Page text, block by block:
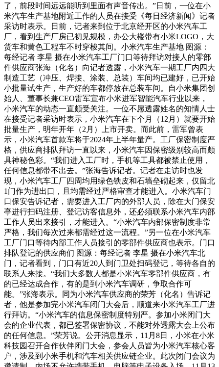
了，前段时间远远能听到里面有声音传出。”日前，一位在小
米汽车生产基地附近工作的人员在接受《每日经济新闻》记者
采访时表示。日前，记者来到位于北京经开区的小米汽车工
厂，看到生产厂房已初见规模，办公大楼带有小米LOGO，大
货车和黄色工程车不时穿梭其间。小米汽车生产基地 图源：
每经记者 李星 摄在小米汽车工厂门口等待拜访对接人的零部
件供应商张海（化名）向记者透露，小米汽车一期工厂内四大
制造工艺（冲压、焊接、涂装、总装）车间均已建好，已开始
小批量试生产，生产好的车都停放在总装车间。自小米集团创
始人、董事长兼CEO雷军宣布小米进军智能汽车行业以来，
小米汽车的动态一直颇受关注。一位不愿透露姓名的知情人士
在接受记者采访时表示，小米汽车在下个月（12月）就要开始
批量生产，明年开年（2月）上市开卖。而此前，雷军曾表
示，小米汽车首款车将于2024年上半年量产。工厂保密制度严
格，供应商排队拜访一直以来，小米汽车因保密级别较高而颇
具神秘色彩。“我们进入工厂时，手机等工具都被禁止使用，
任何信息都带不出去。”张海告诉记者。记者在走访时也发
现，小米汽车工厂四周均用绿色铁皮和石墙垒砌起来，仅留北
1门作为进出口，且均需经过严格审查才能进入。小米汽车门
口保安告诉记者，需要进入工厂内的外部人员，除在大门保安
亭进行扫码注册、登记访客信息外，还必须联系小米汽车内部
工作人员出来接引，才能进入。“小米汽车内部保密制度非常
严格，我们每次过来都需经过这一流程。”另一位在小米汽车
工厂门口等待内部工作人员接引的零部件供应商也表示。门口
排队登记的供应商们 图源：每经记者 李星 摄在小米汽车北
门，记者看到，门口有近20人到门卫处扫码登记，等待各自的
联系人来接。“我们大多数人都是小米汽车零部件供应商，有
的已经达成合作，有的是到小米汽车调研，争取合作可
能。”张海表示。同为小米汽车供应商的荣芳（化名）告诉记
者，他是参加完小米汽车闭门大会后，顺道来小米汽车工厂进
行拜访。“小米汽车的信息保密制度特别严。参加小米闭门大
会的企业代表，都已签署保密协议，不能对外透露大会上公布
的任何信息。”荣芳说。公开消息显示，11月8日，小米在小米
科技园召开合作伙伴闭门大会，参会人员皆为小米汽车核心客
户，涉及到小米手机和汽车相关供应链企业。此次闭门会议为